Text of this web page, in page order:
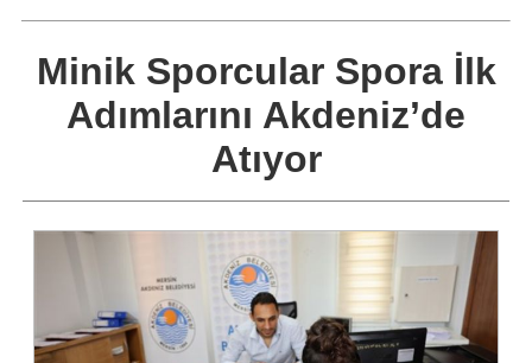
Minik Sporcular Spora İlk
Adımlarını Akdeniz’de
Atıyor